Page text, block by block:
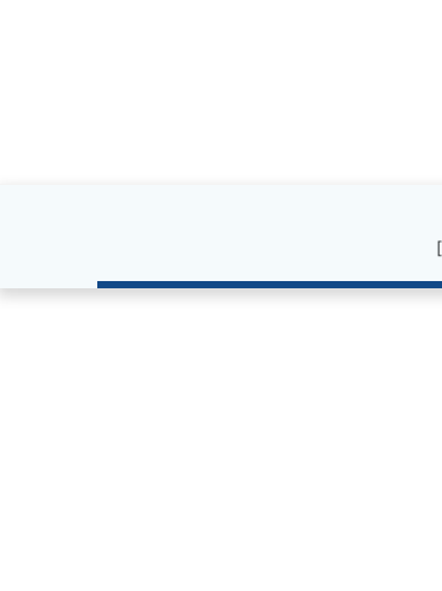
Site